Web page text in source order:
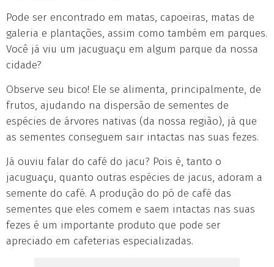
Pode ser encontrado em matas, capoeiras, matas de
galeria e plantações, assim como também em parques.
Você já viu um jacuguaçu em algum parque da nossa
cidade?
Observe seu bico! Ele se alimenta, principalmente, de
frutos, ajudando na dispersão de sementes de
espécies de árvores nativas (da nossa região), já que
as sementes conseguem sair intactas nas suas fezes.
Já ouviu falar do café do jacu? Pois é, tanto o
jacuguaçu, quanto outras espécies de jacus, adoram a
semente do café. A produção do pó de café das
sementes que eles comem e saem intactas nas suas
fezes é um importante produto que pode ser
apreciado em cafeterias especializadas.